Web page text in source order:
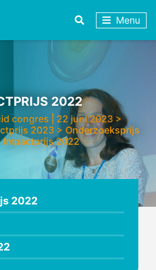
Menu
2022
congres | 22 juni 2023>
2023 > Onderzoeksprijs
Impactprijs 2022
2022